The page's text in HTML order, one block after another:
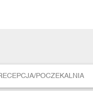
POCZEKALNIA